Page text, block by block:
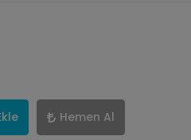
Hemen Al